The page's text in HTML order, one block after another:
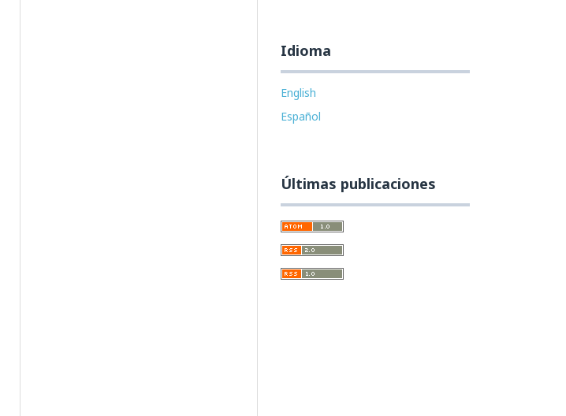
Idioma
English
Español
Últimas publicaciones